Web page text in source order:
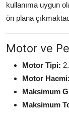
kullanıma uygun
ön plana
Motor ve
Motor Tipi:
Motor Hacmi:
Maksimum
Maksimum